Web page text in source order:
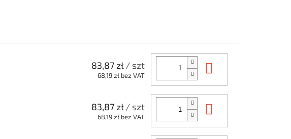
83,87 zł/ szt
68,19 zł bez VAT
83,87 zł/ szt
68,19 zł bez VAT